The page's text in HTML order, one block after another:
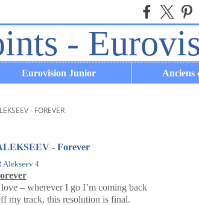
Eurovision Junior Anciens
- FOREVER
- Forever
– wherever I go I’m coming back
my track, this resolution is final.